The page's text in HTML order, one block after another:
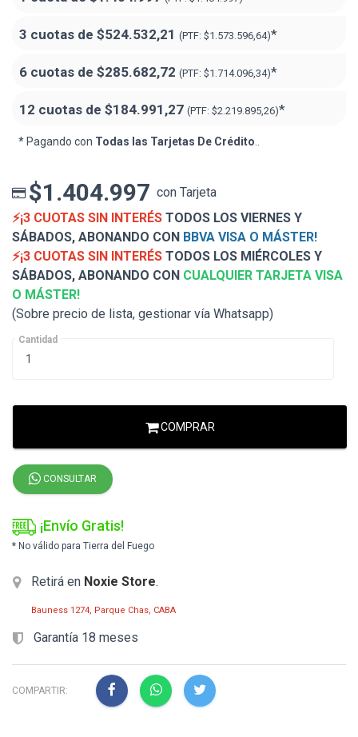
3 cuotas de $524.532,21 (PTF: $1.573.596,64)*
6 cuotas de $285.682,72 (PTF: $1.714.096,34)*
12 cuotas de $184.991,27 (PTF: $2.219.895,26)*
* Pagando con Todas las Tarjetas De Crédito
$1.404.997 con Tarjeta
⚡¡3 CUOTAS SIN INTERÉS TODOS LOS VIERNES Y
SÁBADOS, ABONANDO CON BBVA VISA O MÁSTER!
⚡¡3 CUOTAS SIN INTERÉS TODOS LOS MIÉRCOLES Y
SÁBADOS, ABONANDO CON CUALQUIER TARJETA VISA
O MÁSTER!
(Sobre precio de lista, gestionar vía Whatsapp)
Cantidad
COMPRAR
CONSULTAR
¡Envío Gratis!
* No válido para Tierra del Fuego
Retirá en Noxie Store.
Bauness 1274, Parque Chas, CABA
Garantía 18 meses
COMPARTIR: